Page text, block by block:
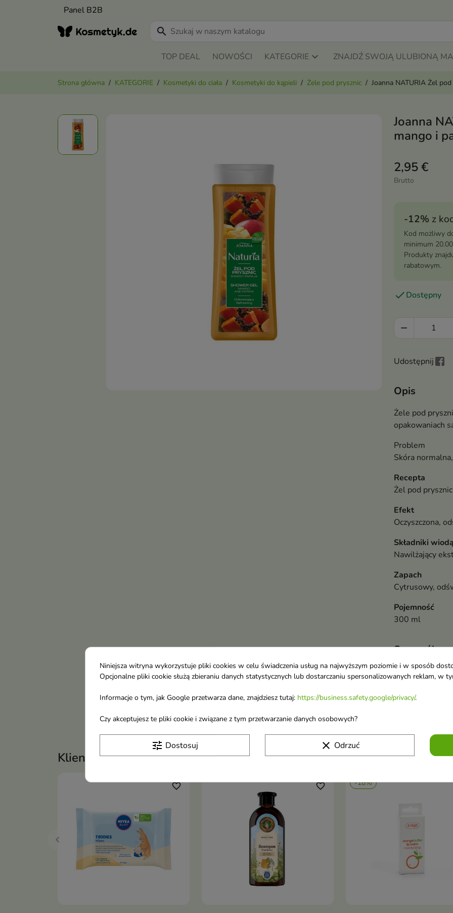
Panel B2B
search
TOP DEAL NOWOŚCI KATEGORIE ZNAJDŹ SWOJĄ ULUBIONĄ
Strona główna KATEGORIE Kosmetyki do ciała Kosmetyki do kąpieli Żele pod prysznic Joanna NATURIA Żel
Joanna
mango i
2,95 €
Brutto
-12% z
Kod możliwy
minimum
Produkty
rabatowym.
Dostępny

Udostępnij
Opis
Żele pod
opakowaniach
Problem
Skóra
Recepta
Żel pod
Efekt
Oczyszczona,
Składniki
Nawilżający
Zapach
Cytrusowy,
Pojemność
300 ml
Szczegóły
Klienci, którzy zakupili ten produkt, kupili również:
favorite_border favorite_border -18%
Niniejsza witryna wykorzystuje pliki cookies w celu świadczenia usług na najwyższym poziomie i w sposób
Opcjonalne pliki cookie służą zbieraniu danych statystycznych lub dostarczaniu spersonalizowanych reklam, w
Informacje o tym, jak Google przetwarza dane, znajdziesz tutaj: https://business.safety.google/privacy/.
Czy akceptujesz te pliki cookie i związane z tym przetwarzanie danych osobowych?
tune Dostosuj clear Odrzuć